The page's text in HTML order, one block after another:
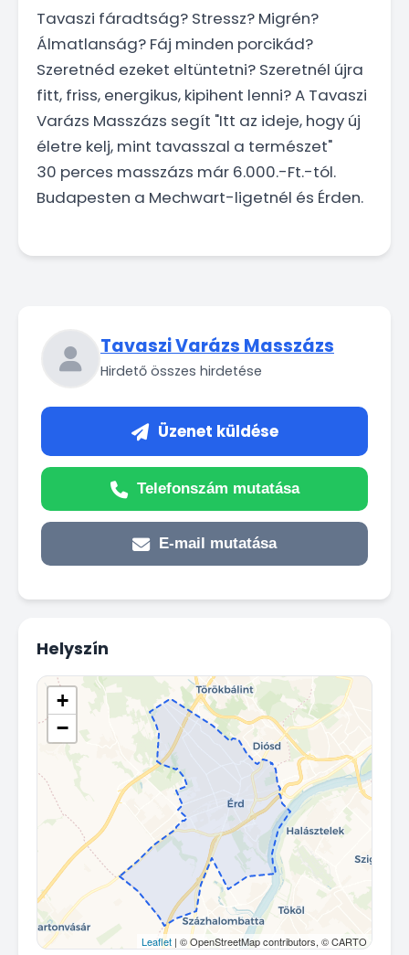
Tavaszi fáradtság? Stressz? Migrén?
Álmatlanság? Fáj minden porcikád?
Szeretnéd ezeket eltüntetni? Szeretnél újra
fitt, friss, energikus, kipihent lenni? A Tavaszi
Varázs Masszázs segít "Itt az ideje, hogy új
életre kelj, mint tavasszal a természet"
30 perces masszázs már 6.000.-Ft.-tól.
Budapesten a Mechwart-ligetnél és Érden.
Tavaszi Varázs Masszázs
Hirdető összes hirdetése
Üzenet küldése
Telefonszám mutatása
E-mail mutatása
Helyszín
+
−
Leaflet | © OpenStreetMap contributors, © CARTO